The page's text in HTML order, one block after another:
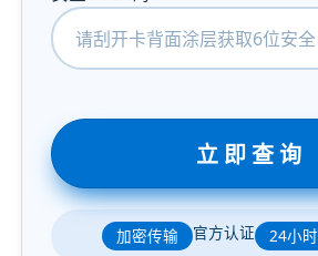
立 即 查 询
加密传输 官方认证 24小时